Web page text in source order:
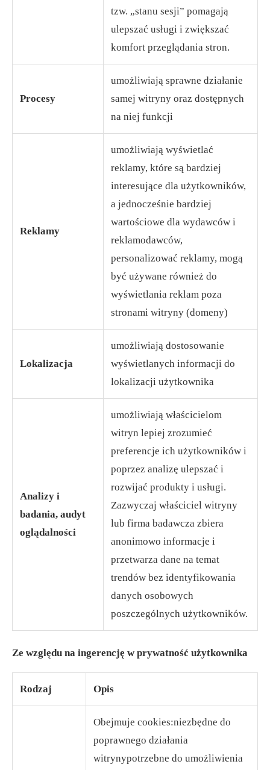
tzw. „stanu sesji” pomagają
ulepszać usługi i zwiększać
komfort przeglądania stron.
Procesy
umożliwiają sprawne działanie
samej witryny oraz dostępnych
na niej funkcji
Reklamy
umożliwiają wyświetlać
reklamy, które są bardziej
interesujące dla użytkowników,
a jednocześnie bardziej
wartościowe dla wydawców i
reklamodawców,
personalizować reklamy, mogą
być używane również do
wyświetlania reklam poza
stronami witryny (domeny)
Lokalizacja
umożliwiają dostosowanie
wyświetlanych informacji do
lokalizacji użytkownika
Analizy i
badania, audyt
oglądalności
umożliwiają właścicielom
witryn lepiej zrozumieć
preferencje ich użytkowników i
poprzez analizę ulepszać i
rozwijać produkty i usługi.
Zazwyczaj właściciel witryny
lub firma badawcza zbiera
anonimowo informacje i
przetwarza dane na temat
trendów bez identyfikowania
danych osobowych
poszczególnych użytkowników.
Ze względu na ingerencję w prywatność użytkownika
Rodzaj Opis
Obejmuje cookies:niezbędne do
poprawnego działania
witrynypotrzebne do umożliwienia